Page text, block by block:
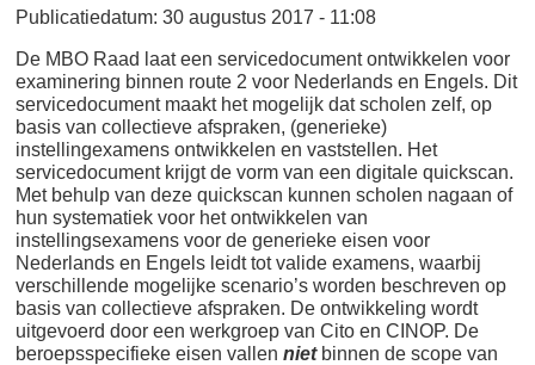
Publicatiedatum: 30 augustus 2017 - 11:08
De MBO Raad laat een servicedocument ontwikkelen voor
examinering binnen route 2 voor Nederlands en Engels. Dit
servicedocument maakt het mogelijk dat scholen zelf, op
basis van collectieve afspraken, (generieke)
instellingexamens ontwikkelen en vaststellen. Het
servicedocument krijgt de vorm van een digitale quickscan.
Met behulp van deze quickscan kunnen scholen nagaan of
hun systematiek voor het ontwikkelen van
instellingsexamens voor de generieke eisen voor
Nederlands en Engels leidt tot valide examens, waarbij
verschillende mogelijke scenario’s worden beschreven op
basis van collectieve afspraken. De ontwikkeling wordt
uitgevoerd door een werkgroep van Cito en CINOP. De
beroepsspecifieke eisen vallenniet binnen de scope van